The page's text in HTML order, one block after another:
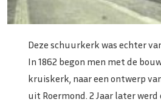
Deze schuurkerk was echter
In 1862 begon men met de
kruiskerk, naar een ontwerp
uit Roermond. 2 Jaar later werd